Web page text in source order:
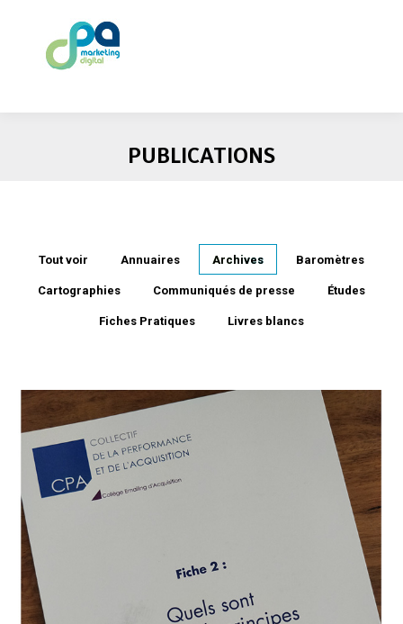
PUBLICATIONS
Tout voir Annuaires Archives Baromètres
Cartographies Communiqués de presse Études
Fiches Pratiques Livres blancs